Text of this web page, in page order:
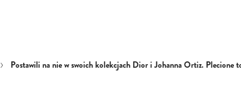
Postawili na nie w swoich kolekcjach Dior i Johanna Ortiz. Plecione